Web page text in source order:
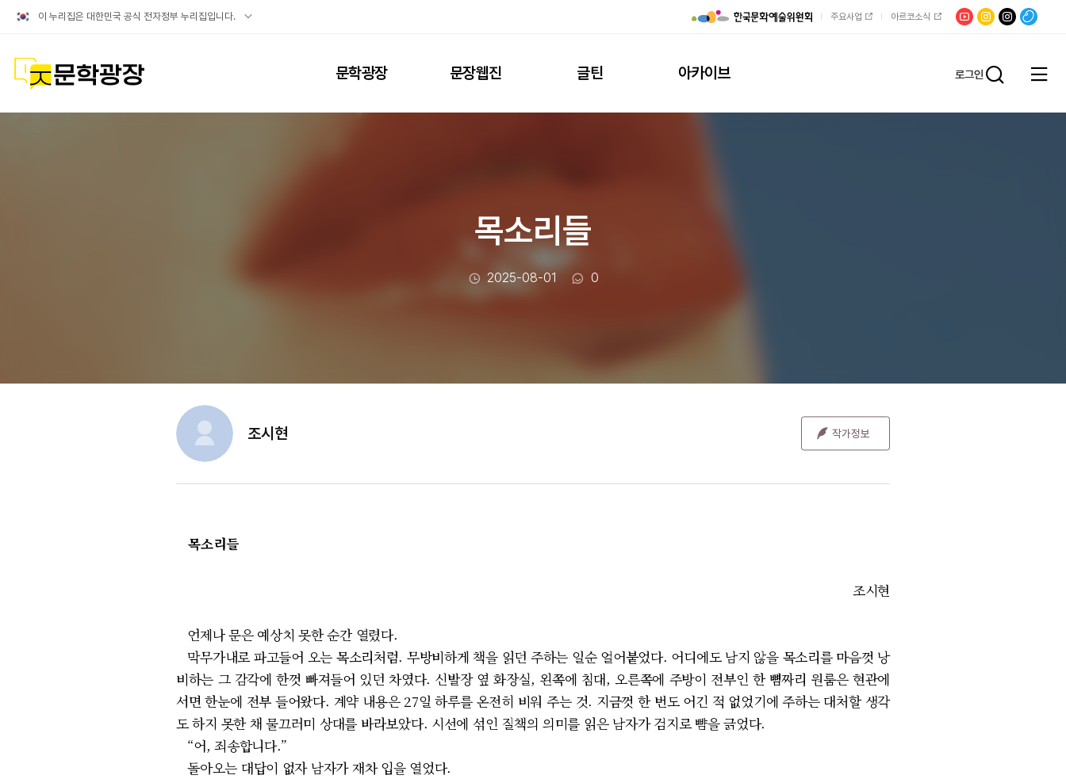
이 누리집은 대한민국 공식 전자정부 누리집입니다.
공식
주요사업 아르코소식 유튜브문학광장채널문장
팟빵
문학광장 문학광장 문장웹진 글틴 아카이브 로그인
전체
목소리들
작성일
2025-08-01 댓글수
0
조시현
목소리들
조시현
언제나 문은 예상치 못한 순간 열렸다.
막무가내로 파고들어 오는 목소리처럼. 무방비하게 책을 읽던 주하는 일순 얼어붙었다. 어디에도 남지 않을 목소리를 마음껏 낭
비하는 그 감각에 한껏 빠져들어 있던 차였다. 신발장 옆 화장실, 왼쪽에 침대, 오른쪽에 주방이 전부인 한 뼘짜리 원룸은 현관에
서면 한눈에 전부 들어왔다. 계약 내용은 27일 하루를 온전히 비워 주는 것. 지금껏 한 번도 어긴 적 없었기에 주하는 대처할 생각
도 하지 못한 채 물끄러미 상대를 바라보았다. 시선에 섞인 질책의 의미를 읽은 남자가 검지로 뺨을 긁었다.
“어, 죄송합니다.”
돌아오는 대답이 없자 남자가 재차 입을 열었다.